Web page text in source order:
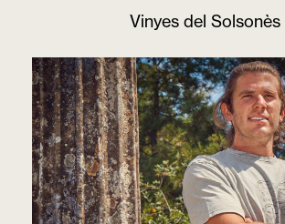
Vinyes del Solsonès